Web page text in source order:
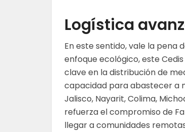
Logística
En este sentido, vale la pena
enfoque ecológico, este
clave en la distribución de
capacidad para abastecer a
Jalisco, Nayarit, Colima,
refuerza el compromiso de
llegar a comunidades